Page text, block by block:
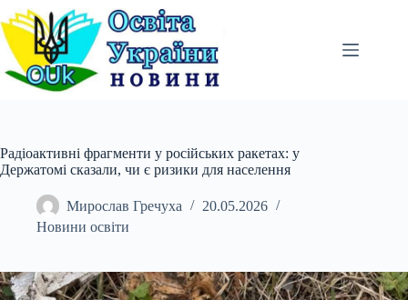
Перейти
до
вмісту
Радіоактивні фрагменти у російських ракетах: у
Держатомі сказали, чи є ризики для населення
Мирослав Гречуха
20.05.2026
Новини освіти